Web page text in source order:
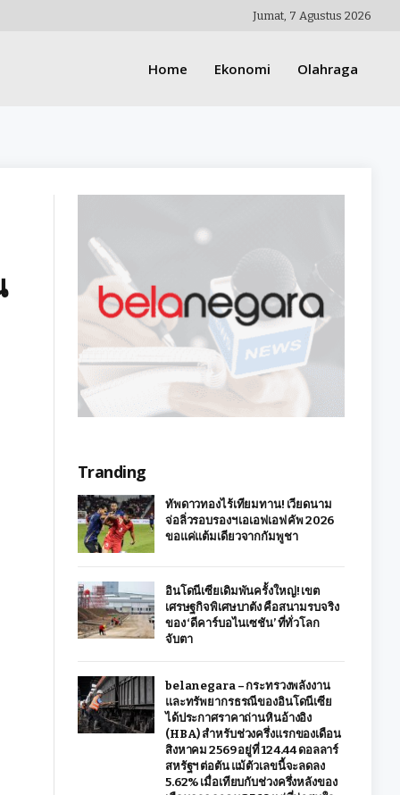
Jumat, 7 Agustus 2026
Home Ekonomi Olahraga
Tranding
ทัพดาวทองไร้เทียมทาน! เวียดนาม
จ่อลิ่วรอบรองฯ เอเอฟเอฟ คัพ 2026
ขอแค่แต้มเดียวจากกัมพูชา
อินโดนีเซียเดิมพันครั้งใหญ่! เขต
เศรษฐกิจพิเศษบาตัง คือสนามรบจริง
ของ ‘ดีคาร์บอไนเซชัน’ ที่ทั่วโลก
จับตา
belanegara – กระทรวงพลังงาน
และทรัพยากรธรณีของอินโดนีเซีย
ได้ประกาศราคาถ่านหินอ้างอิง
(HBA) สำหรับช่วงครึ่งแรกของเดือน
สิงหาคม 2569 อยู่ที่ 124.44 ดอลลาร์
สหรัฐฯ ต่อตัน แม้ตัวเลขนี้จะลดลง
5.62% เมื่อเทียบกับช่วงครึ่งหลังของ